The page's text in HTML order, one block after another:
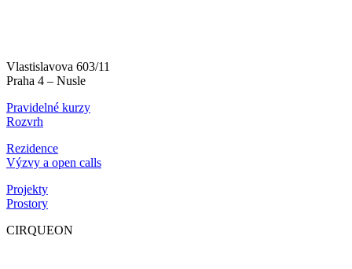
Vlastislavova 603/11
Praha 4 – Nusle
Pravidelné kurzy
Rozvrh
Rezidence
Výzvy a open calls
Projekty
Prostory
CIRQUEON